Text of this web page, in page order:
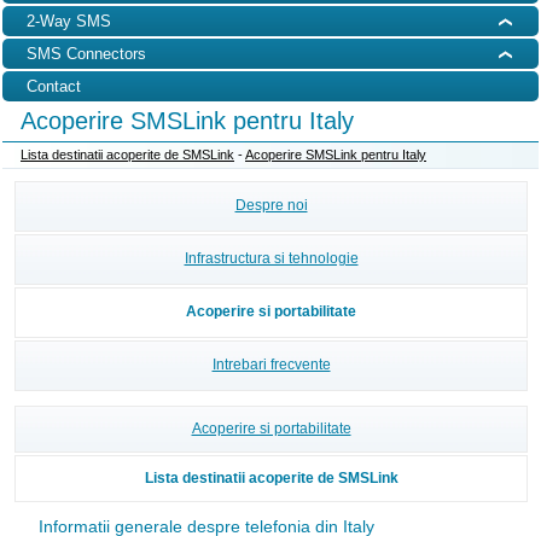
2-Way SMS
SMS Connectors
Contact
Acoperire SMSLink pentru Italy
Lista destinatii acoperite de SMSLink -Acoperire SMSLink pentru Italy
Despre noi
Infrastructura si tehnologie
Acoperire si portabilitate
Intrebari frecvente
Acoperire si portabilitate
Lista destinatii acoperite de SMSLink
Informatii generale despre telefonia din Italy